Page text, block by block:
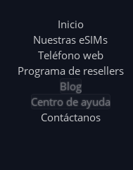
Inicio
Nuestras eSIMs
Teléfono web
Programa de resellers
Blog
Centro de ayuda
Contáctanos